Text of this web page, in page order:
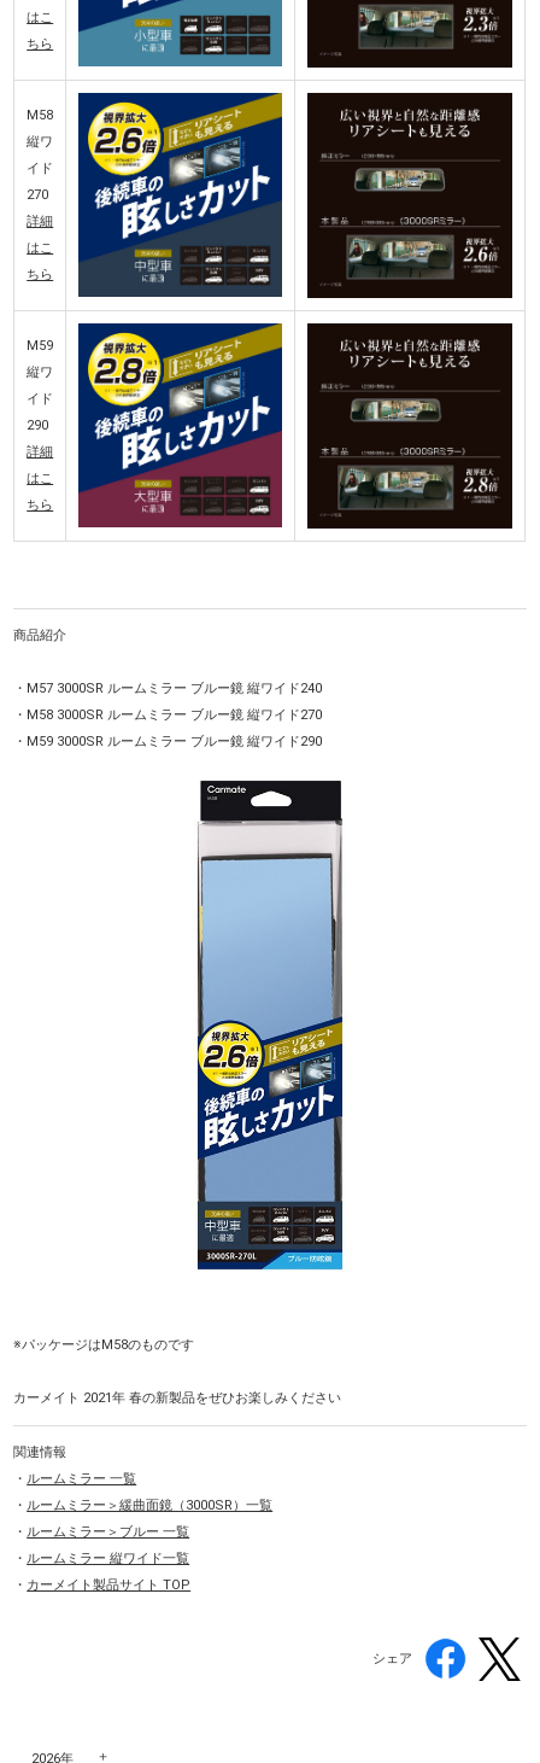
はこ
ちら
M58
縦ワ
イド
270
詳細
はこ
ちら
M59
縦ワ
イド
290
詳細
はこ
ちら
商品紹介
・M57 3000SR ルームミラー ブルー鏡 縦ワイド240
・M58 3000SR ルームミラー ブルー鏡 縦ワイド270
・M59 3000SR ルームミラー ブルー鏡 縦ワイド290
※パッケージはM58のものです
カーメイト 2021年 春の新製品をぜひお楽しみください
関連情報
・ ルームミラー 一覧
・ ルームミラー＞緩曲面鏡（3000SR）一覧
・ ルームミラー＞ブルー 一覧
・ ルームミラー 縦ワイド一覧
・ カーメイト製品サイト TOP
シェア
2026年